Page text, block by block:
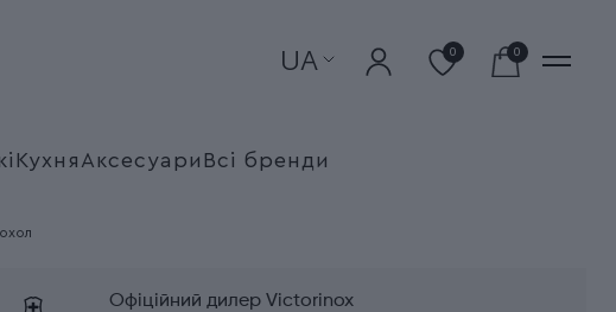
UA 0 0
Кухня Аксесуари Всі бренди
Офіційний дилер Victorinox